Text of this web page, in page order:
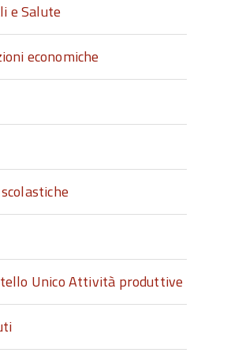
e Salute
economiche
Unico Attività produttive